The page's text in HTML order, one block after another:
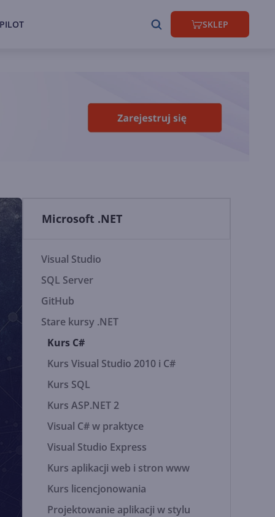
SKLEP
Microsoft .NET
Visual Studio
SQL Server
GitHub
Stare kursy .NET
Kurs C#
Kurs Visual Studio 2010 i C#
Kurs SQL
Kurs ASP.NET 2
Visual C# w praktyce
Visual Studio Express
Kurs aplikacji web i stron www
Kurs licencjonowania
Projektowanie aplikacji w stylu